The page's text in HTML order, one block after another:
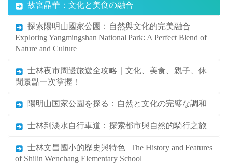
故宮晶華：文化と美食の融合
探索陽明山國家公園：自然與文化的完美融合 |
Exploring Yangmingshan National Park: A Perfect Blend of
Nature and Culture
士林夜市周邊旅遊全攻略｜文化、美食、親子、休
閒景點一次掌握！
陽明山国家公園を探る：自然と文化の完璧な調和
士林到淡水自行車道：探索都市與自然的騎行之旅
士林文昌國小的歷史與特色 | The History and Features
of Shilin Wenchang Elementary School